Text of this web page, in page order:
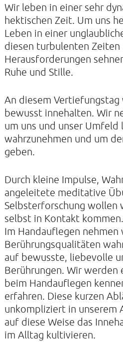
ALLE TERMINE
KONTAKTE
UNSER PROFIL
FILM ZUR KIRCHE DER
FÖRDERVEREIN
VERMIETUNG
NEWSLETTER
ARCHIV
IMPRESSUM
KIRCHE DER STILLE
Helenenstraße 14A
22765 Hamburg
Tel: 040-21088468
Wir leben in einer sehr
hektischen Zeit. Um uns
Leben in einer
diesen turbulenten Zeiten
Herausforderungen
Ruhe und Stille.
An diesem
bewusst innehalten. Wir
um uns und unser Umfeld
wahrzunehmen und um
geben.
Durch kleine Impulse,
angeleitete meditative
Selbsterforschung wollen
selbst in Kontakt kommen.
Im Handauflegen nehmen
Berührungsqualitäten
auf bewusste, liebevolle
Berührungen. Wir werden
beim Handauflegen
erfahren. Diese kurzen
unkompliziert in unserem
auf diese Weise das
im Alltag kultivieren.